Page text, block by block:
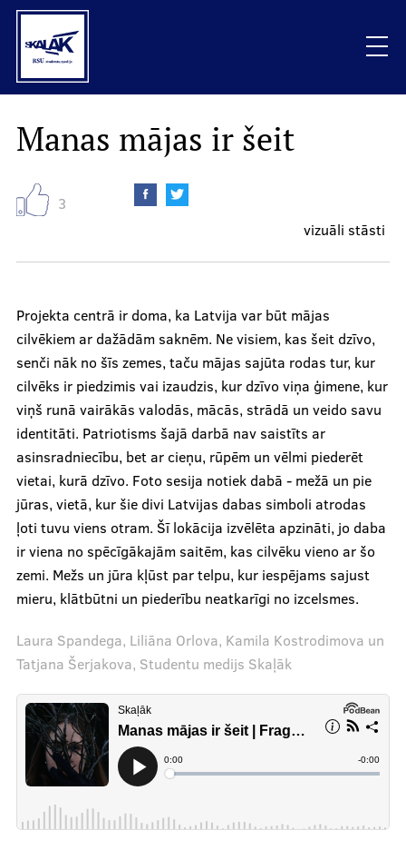
Skip
main
content
galvenā
izvēlne
Raksti
Vizuāli stāsti
Viedokļi
Recenzijas
Notikumi
Par mums
Mūsu cilvēki
Par mums
Mediju studija
.
Manas mājas ir šeit
3
vizuāli stāsti
Projekta centrā ir doma, ka Latvija var būt mājas
cilvēkiem ar dažādām saknēm. Ne visiem, kas šeit dzīvo,
senči nāk no šīs zemes, taču mājas sajūta rodas tur, kur
cilvēks ir piedzimis vai izaudzis, kur dzīvo viņa ģimene, kur
viņš runā vairākās valodās, mācās, strādā un veido savu
identitāti. Patriotisms šajā darbā nav saistīts ar
asinsradniecību, bet ar cieņu, rūpēm un vēlmi piederēt
vietai, kurā dzīvo. Foto sesija notiek dabā - mežā un pie
jūras, vietā, kur šie divi Latvijas dabas simboli atrodas
ļoti tuvu viens otram. Šī lokācija izvēlēta apzināti, jo daba
ir viena no spēcīgākajām saitēm, kas cilvēku vieno ar šo
zemi. Mežs un jūra kļūst par telpu, kur iespējams sajust
mieru, klātbūtni un piederību neatkarīgi no izcelsmes.
Laura Spandega, Liliāna Orlova, Kamila Kostrodimova un
Tatjana Šerjakova, Studentu medijs Skaļāk